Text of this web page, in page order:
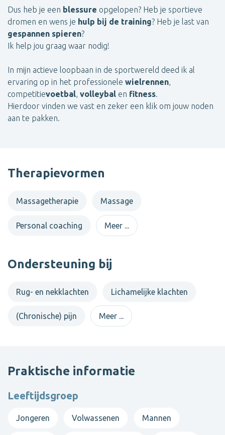
Dus heb je een blessure opgelopen? Heb je sportieve
dromen en wens je hulp bij de training? Heb je last van
gespannen spieren?
Ik help jou graag waar nodig!
In mijn actieve loopbaan in de sportwereld deed ik al
ervaring op in het professionele wielrennen,
competitievoetbal, volleybal en fitness.
Hierdoor vinden we vast en zeker een klik om jouw noden
aan te pakken.
Therapievormen
Massagetherapie Massage
Personal coaching Meer ...
Ondersteuning bij
Rug- en nekklachten Lichamelijke klachten
(Chronische) pijn Meer ...
Praktische informatie
Leeftijdsgroep
Jongeren Volwassenen Mannen